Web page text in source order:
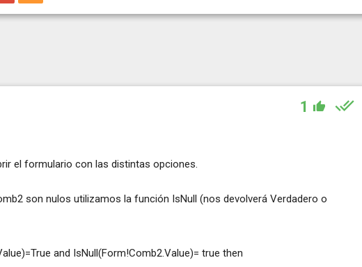
1
el formulario con las distintas opciones.
son nulos utilizamos la función IsNull (nos devolverá Verdadero o
and IsNull(Form!Comb2.Value)= true then